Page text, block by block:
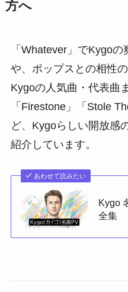
方へ
「Whatever」でKygo
や、ポップスとの相性
Kygoの人気曲・代表曲
「Firestone」「Stole
ど、Kygoらしい開放感
紹介しています。
あわせて読みたい
Kygo
全集